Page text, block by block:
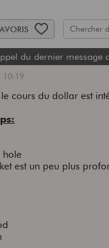
du dernier message
10:19
cours du dollar est
hole
est un peu plus